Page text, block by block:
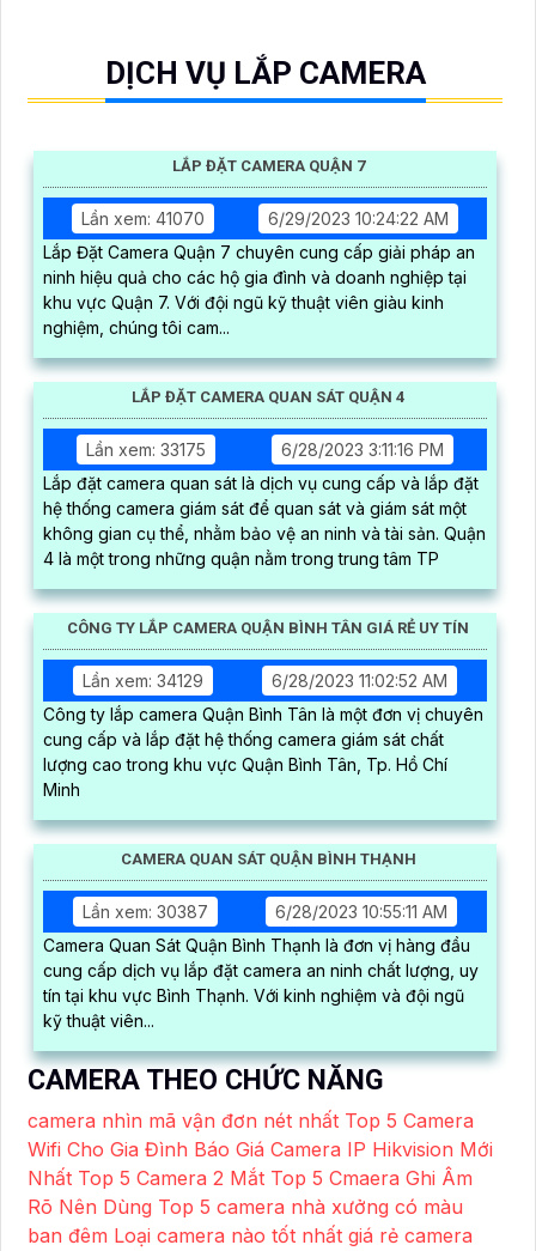
DỊCH VỤ LẮP CAMERA
LẮP ĐẶT CAMERA QUẬN 7
Lần xem: 41070
6/29/2023 10:24:22 AM
Lắp Đặt Camera Quận 7 chuyên cung cấp giải pháp an
ninh hiệu quả cho các hộ gia đình và doanh nghiệp tại
khu vực Quận 7. Với đội ngũ kỹ thuật viên giàu kinh
nghiệm, chúng tôi cam...
LẮP ĐẶT CAMERA QUAN SÁT QUẬN 4
Lần xem: 33175
6/28/2023 3:11:16 PM
Lắp đặt camera quan sát là dịch vụ cung cấp và lắp đặt
hệ thống camera giám sát để quan sát và giám sát một
không gian cụ thể, nhằm bảo vệ an ninh và tài sản. Quận
4 là một trong những quận nằm trong trung tâm TP
CÔNG TY LẮP CAMERA QUẬN BÌNH TÂN GIÁ RẺ UY TÍN
Lần xem: 34129
6/28/2023 11:02:52 AM
Công ty lắp camera Quận Bình Tân là một đơn vị chuyên
cung cấp và lắp đặt hệ thống camera giám sát chất
lượng cao trong khu vực Quận Bình Tân, Tp. Hồ Chí
Minh
CAMERA QUAN SÁT QUẬN BÌNH THẠNH
Lần xem: 30387
6/28/2023 10:55:11 AM
Camera Quan Sát Quận Bình Thạnh là đơn vị hàng đầu
cung cấp dịch vụ lắp đặt camera an ninh chất lượng, uy
tín tại khu vực Bình Thạnh. Với kinh nghiệm và đội ngũ
kỹ thuật viên...
CAMERA THEO CHỨC NĂNG
camera nhìn mã vận đơn nét nhất Top 5 Camera
Wifi Cho Gia Đình Báo Giá Camera IP Hikvision Mới
Nhất Top 5 Camera 2 Mắt Top 5 Cmaera Ghi Âm
Rõ Nên Dùng Top 5 camera nhà xưởng có màu
ban đêm Loại camera nào tốt nhất giá rẻ camera